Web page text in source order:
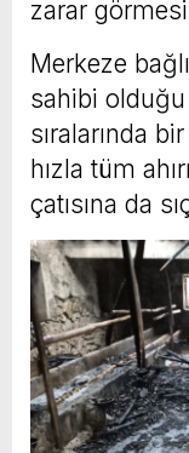
zarar
Merkeze
sahibi
sıralarında
hızla tüm
çatısına da